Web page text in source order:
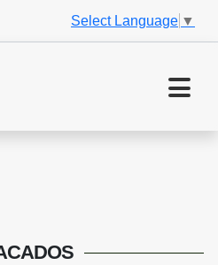
Select Language ▼